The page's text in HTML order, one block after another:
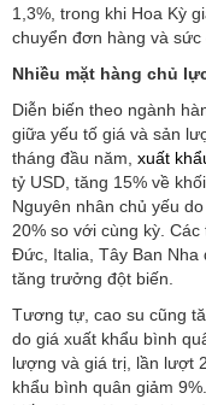
1,3%, trong khi Hoa Kỳ
chuyển đơn hàng và
Nhiều mặt hàng chủ
Diễn biến theo ngành
giữa yếu tố giá và sản
tháng đầu năm, xuất
tỷ USD, tăng 15% về
Nguyên nhân chủ yếu
20% so với cùng kỳ.
Đức, Italia, Tây Ban Nha
tăng trưởng đột biến.
Tương tự, cao su cũng
do giá xuất khẩu bình
lượng và giá trị, lần lượt
khẩu bình quân giảm